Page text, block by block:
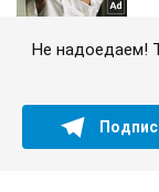
Не надоедаем!